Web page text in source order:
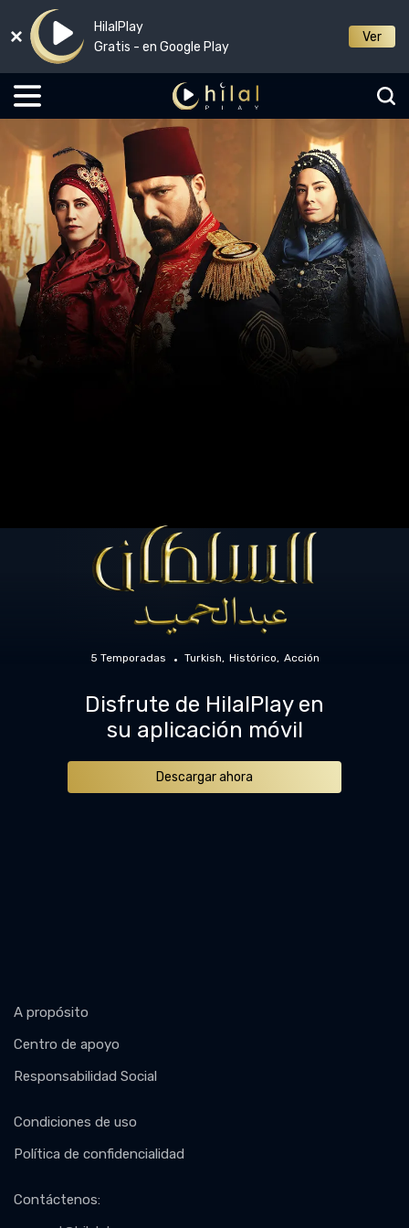
HilalPlay
Gratis - en Google Play
Ver
5 Temporadas Turkish Histórico Acción
Disfrute de HilalPlay en
su aplicación móvil
Descargar ahora
A propósito
Centro de apoyo
Responsabilidad Social
Condiciones de uso
Política de confidencialidad
Contáctenos: